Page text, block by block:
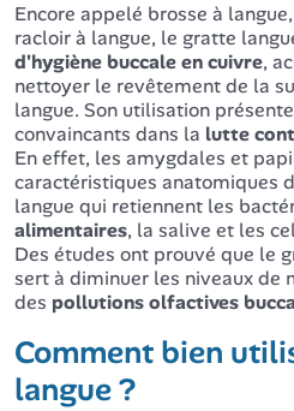
Encore appelé brosse à
racloir à langue, le gratte
d'hygiène buccale en cuivre,
nettoyer le revêtement de la
langue. Son utilisation
convaincants dans la lutte
En effet, les amygdales et
caractéristiques anatomiques
langue qui retiennent les
alimentaires, la salive et les
Des études ont prouvé que le
sert à diminuer les niveaux de
des pollutions olfactives
Comment bien
langue ?